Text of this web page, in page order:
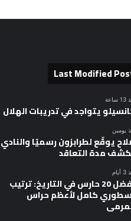
Last Modified
يتواجد في تدريبات الهلال
يومين
يوقّع لطرابزون رسميًا والنادي
مدة التعاقد
أفضل 20 حارس في التاريخ: ترتيب
كامل لأعظم حراس